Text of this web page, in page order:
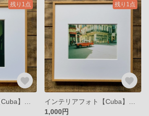
残り1点 残り1点
1,000円